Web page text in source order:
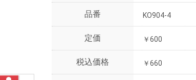
品番 KO904-4
定価 ￥600
税込価格 ￥660